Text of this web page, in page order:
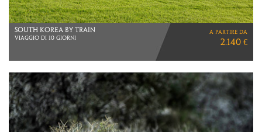
INDONESIA
INSIDE BALI
a partire da
3.340 €